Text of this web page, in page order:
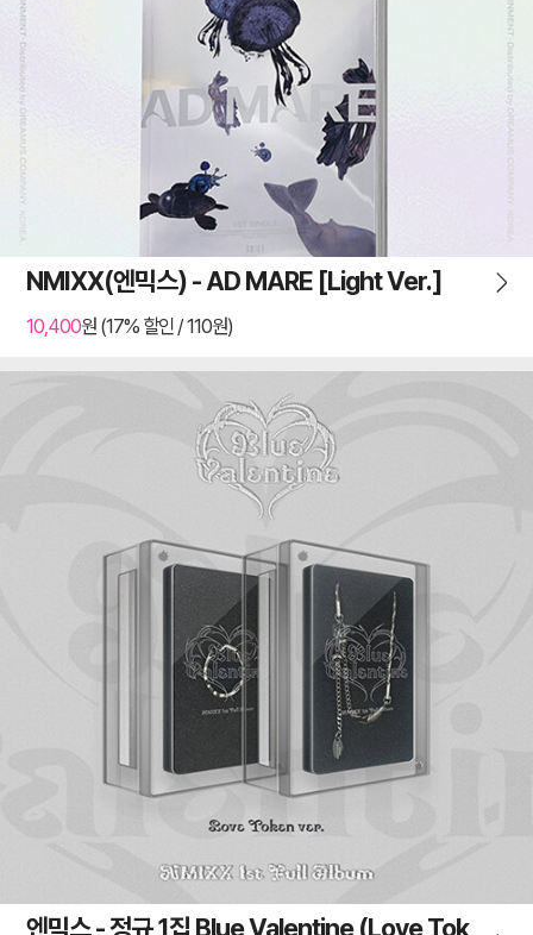
NMIXX(엔믹스) - AD MARE [Light Ver.]
10,400원 (17% 할인 / 110원)
엔믹스 - 정규 1집 Blue Valentine (Love Tok